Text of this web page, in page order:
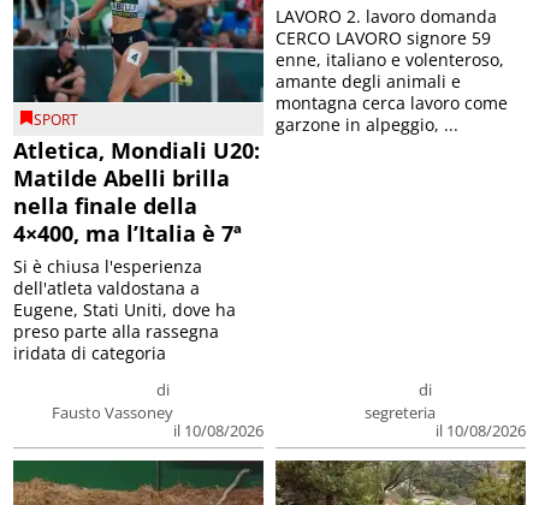
SPORT
Atletica, Mondiali U20:
Matilde Abelli brilla
nella finale della
4×400, ma l’Italia è 7ª
di
Fausto Vassoney
il 10/08/2026
Si è chiusa l'esperienza
dell'atleta valdostana a
Eugene, Stati Uniti, dove ha
preso parte alla rassegna
iridata di categoria
di
segreteria
il 10/08/2026
LAVORO 2. lavoro domanda
CERCO LAVORO signore 59
enne, italiano e volenteroso,
amante degli animali e
montagna cerca lavoro come
garzone in alpeggio, ...